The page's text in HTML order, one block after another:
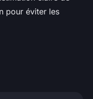
pour éviter les